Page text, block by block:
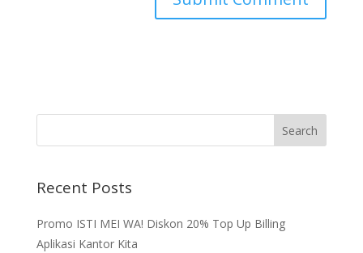
Recent Posts
Promo ISTI MEI WA! Diskon 20% Top Up Billing
Aplikasi Kantor Kita